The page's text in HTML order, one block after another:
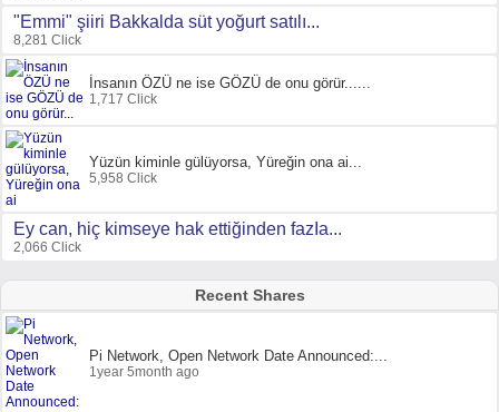
"Emmi" şiiri Bakkalda süt yoğurt satılı...
8,281 Click
İnsanın ÖZÜ ne ise GÖZÜ de onu görür......
1,717 Click
Yüzün kiminle gülüyorsa, Yüreğin ona ai...
5,958 Click
Ey can, hiç kimseye hak ettiğinden fazIa...
2,066 Click
Recent Shares
Pi Network, Open Network Date Announced:...
1year 5month ago